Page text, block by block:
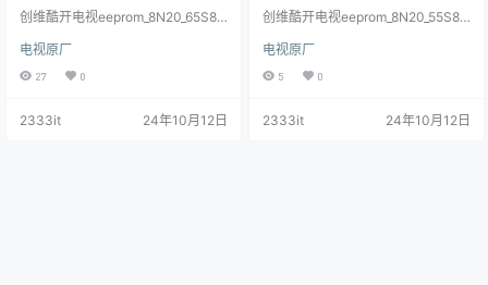
eeprom_8N20_65S81_0_76
0110_20190709.bin原厂程
序U盘数据刷机包
创维酷开电视eeprom_8N20_65S81_
bin原厂程序U盘数据刷机包
电视原厂
27 0
2333it 24年10月12日
eeprom_8N20_55S81_1_76
0120_20190709.bin原厂程
序U盘数据刷机包
创维酷开电视eeprom_8N20_55S81_
bin原厂程序U盘数据刷机包
电视原厂
5 0
2333it 24年10月12日